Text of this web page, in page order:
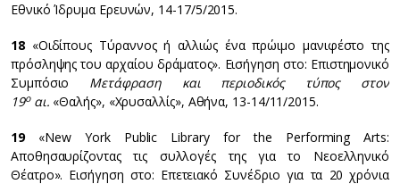
Εθνικό Ίδρυμα Ερευνών, 14-17/5/2015.
18«Οιδίπους Τύραννος ή αλλιώς ένα πρώιμο μανιφέστο της
πρόσληψης του αρχαίου δράματος». Εισήγηση στο: Επιστημονικό
Συμπόσιο Μετάφραση και περιοδικός τύπος στον
19οαι. «Θαλής», «Χρυσαλλίς», Αθήνα, 13-14/11/2015.
19 «New York Public Library for the Performing Arts:
Αποθησαυρίζοντας τις συλλογές της για το Νεοελληνικό
Θέατρο». Εισήγηση στο: Επετειακό Συνέδριο για τα 20 χρόνια